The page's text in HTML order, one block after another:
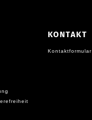
KONTAKT
Kontaktformular